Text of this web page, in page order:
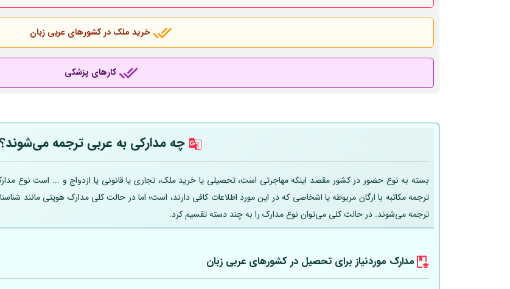
خرید ملک در کشورهای عربی زبان
کارهای پزشکی
چه مدارکی به عربی ترجمه می‌شوند؟
بسته به نوع حضور در کشور مقصد اینکه مهاجرتی است، تحصیلی یا خرید ملک، تجاری یا قانونی یا ازدواج و ... است نوع
ترجمه مکاتبه با ارگان مربوطه یا اشخاصی که در این مورد اطلاعات کافی دارند، است؛ اما در حالت کلی مدارک هویتی مانند
ترجمه می‌شوند. در حالت کلی می‌توان نوع مدارک را به چند دسته تقسیم کرد.
مدارک موردنیاز برای تحصیل در کشورهای عربی زبان